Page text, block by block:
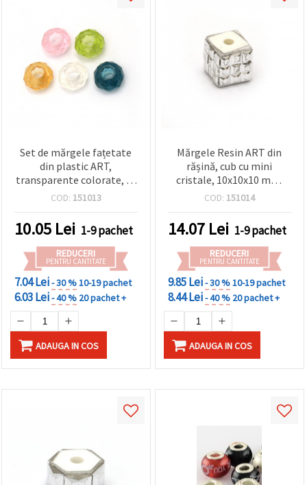
Set de mărgele fațetate
din plastic ART,
transparente colorate, cu
efect de diamant, 13–14 x
culori mixte – 5 buc.
COD: 151013
10.05 Lei 1-9 pachet
REDUCERI
PENTRU CANTITATE
7.04 Lei- 30 %10-19 pachet
6.03 Lei- 40 % 20 pachet +
ADAUGA IN COS
Mărgele Resin ART din
rășină, cub cu mini
cristale, 10x10x10 mm,
orificiu 5 mm, culoare
COD: 151014
14.07 Lei 1-9 pachet
REDUCERI
PENTRU CANTITATE
9.85 Lei- 30 %10-19 pachet
8.44 Lei- 40 % 20 pachet +
ADAUGA IN COS